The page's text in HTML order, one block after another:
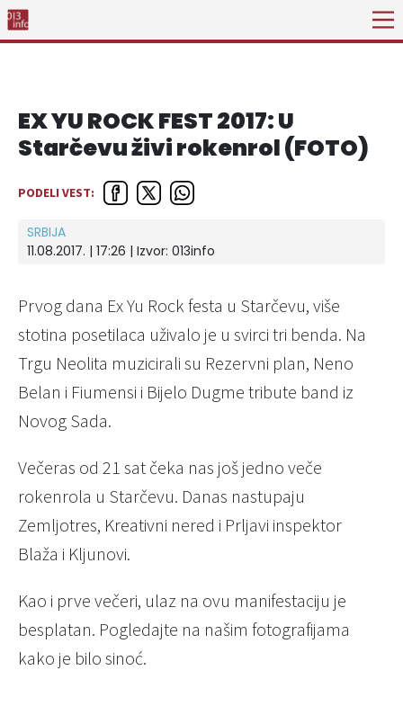
EX YU ROCK FEST 2017: U
Starčevu živi rokenrol (FOTO)
PODELI VEST:
SRBIJA
11.08.2017. | 17:26 | Izvor: 013info
Prvog dana Ex Yu Rock festa u Starčevu, više
stotina posetilaca uživalo je u svirci tri benda. Na
Trgu Neolita muzicirali su Rezervni plan, Neno
Belan i Fiumensi i Bijelo Dugme tribute band iz
Novog Sada.
Večeras od 21 sat čeka nas još jedno veče
rokenrola u Starčevu. Danas nastupaju
Zemljotres, Kreativni nered i Prljavi inspektor
Blaža i Kljunovi.
Kao i prve večeri, ulaz na ovu manifestaciju je
besplatan. Pogledajte na našim fotografijama
kako je bilo sinoć.